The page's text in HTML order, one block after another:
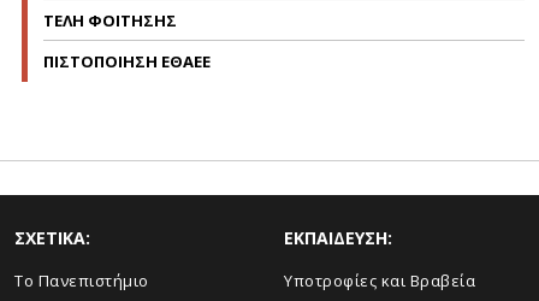
ΤΕΛΗ ΦΟΙΤΗΣΗΣ
ΠΙΣΤΟΠΟΙΗΣΗ ΕΘΑΕΕ
ΣΧΕΤΙΚΑ:
To Πανεπιστήμιο
ΕΚΠΑΙΔΕΥΣΗ:
Υποτροφίες και Βραβεία